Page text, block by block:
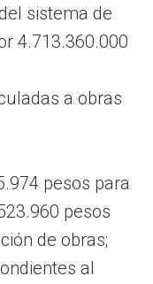
sistema de
4.713.360.000
a obras
pesos para
pesos
de obras;
al